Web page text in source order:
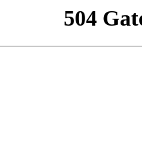
504